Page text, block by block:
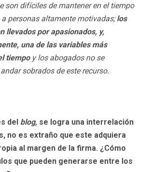
son difíciles de mantener en el tiempo
a personas altamente motivadas;los
llevados por apasionados, y,
una de las variables más
tiempo y los abogados no se
sobrados de este recurso.
del blog, se logra una interrelación
no es extraño que este adquiera
al margen de la firma. ¿Cómo
que pueden generarse entre los